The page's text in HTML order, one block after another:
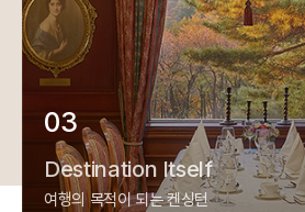
03
Destination Itself
여행의 목적이 되는 켄싱턴